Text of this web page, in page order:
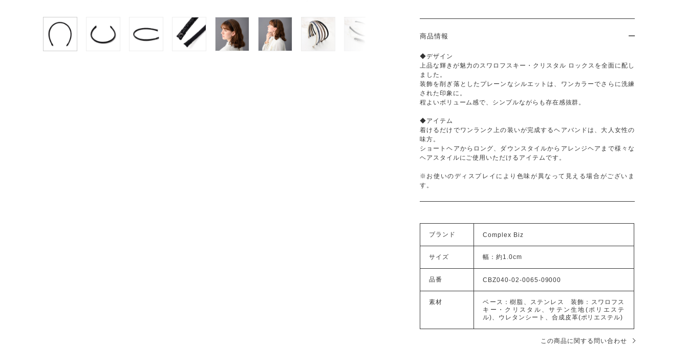
商品情報
◆デザイン
上品な輝きが魅力のスワロフスキー・クリスタル ロックスを全面に配し
ました。
装飾を削ぎ落としたプレーンなシルエットは、ワンカラーでさらに洗練
された印象に。
程よいボリューム感で、シンプルながらも存在感抜群。
◆アイテム
着けるだけでワンランク上の装いが完成するヘアバンドは、大人女性の
味方。
ショートヘアからロング、ダウンスタイルからアレンジヘアまで様々な
ヘアスタイルにご使用いただけるアイテムです。
※お使いのディスプレイにより色味が異なって見える場合がございま
す。
ブランド Complex Biz
サイズ 幅：約1.0cm
品番 CBZ040-02-0065-09000
素材
ベース：樹脂、ステンレス 装飾：スワロフス
キー・クリスタル、サテン生地(ポリエステ
ル)、ウレタンシート、合成皮革(ポリエステル)
この商品に関する問い合わせ